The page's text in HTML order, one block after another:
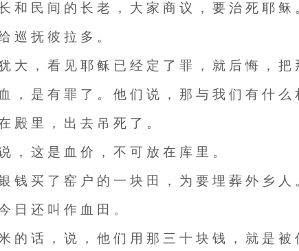
和 民 间 的 长 老 ， 大 家 商 议 ， 要 治 死 耶 稣
巡 抚 彼 拉 多 。
大 ， 看 见 耶 稣 已 经 定 了 罪 ， 就 后 悔 ， 把
， 是 有 罪 了 。 他 们 说 ， 那 与 我 们 有 什 么
殿 里 ， 出 去 吊 死 了 。
， 这 是 血 价 ， 不 可 放 在 库 里 。
钱 买 了 窑 户 的 一 块 田 ， 为 要 埋 葬 外 乡 人
日 还 叫 作 血 田 。
的 话 ， 说 ， 他 们 用 那 三 十 块 钱 ， 就 是 被